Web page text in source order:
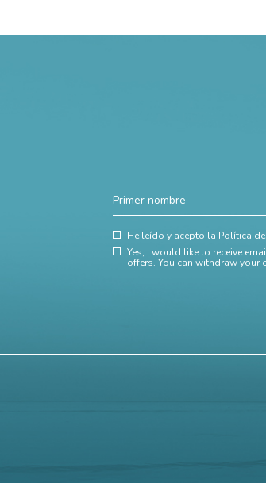
Hidden
Field
nombre
He leído y acepto la Política
Yes, I would like to receive
offers. You can withdraw your